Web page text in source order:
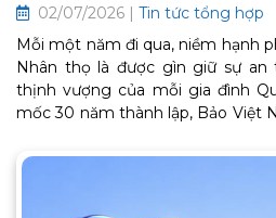
02/07/2026 | Tin tức tổng hợp
Mỗi một năm đi qua, niềm hạnh
Nhân thọ là được gìn giữ sự
thịnh vượng của mỗi gia đình
mốc 30 năm thành lập, Bảo Việt
Loyalty 2026. Đây là lời cảm ơn